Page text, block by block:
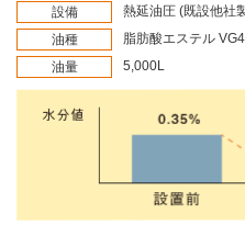
設備
熱延油圧 (既設他社
油種
脂肪酸エステル
油量
5,000L